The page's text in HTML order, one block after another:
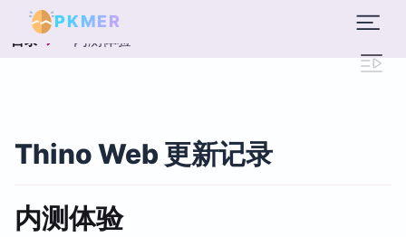
PKMER
目录 内测体验
Thino Web 更新记录
内测体验